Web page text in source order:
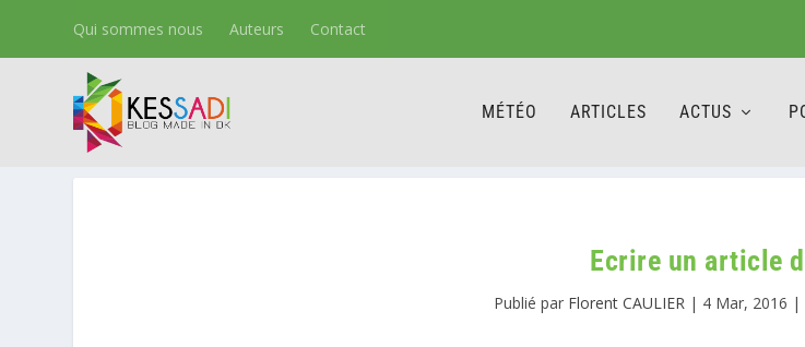
Qui sommes nous Auteurs Contact
MÉTÉO ARTICLES ACTUS
Ecrire un article
Publié par Florent CAULIER | 4 Mar, 2016 |